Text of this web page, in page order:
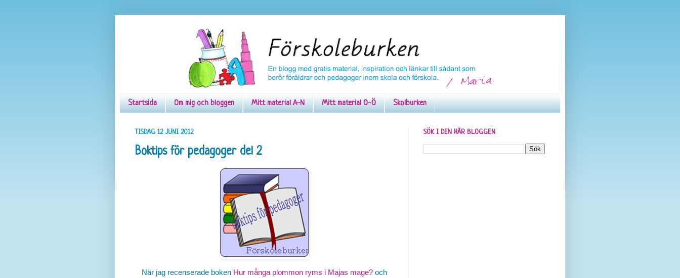
Startsida Om mig och bloggen Mitt material A-N Mitt material O-Ö Skolburken
TISDAG 12 JUNI 2012
Boktips för pedagoger del 2
När jag recenserade boken Hur många plommon ryms i Majas mage?och
SÖK I DEN HÄR BLOGGEN